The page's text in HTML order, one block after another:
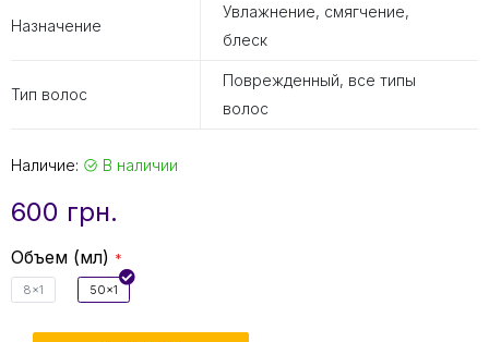
Назначение
Увлажнение, смягчение,
блеск
Тип волос
Поврежденный, все типы
волос
Наличие: В наличии
600 грн.
Объем (мл)
8x1 50x1